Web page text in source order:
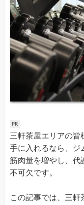
三軒茶屋エリアの皆
手に入れるなら、ジ
筋肉量を増やし、代
不可欠です。
この記事では、​三軒